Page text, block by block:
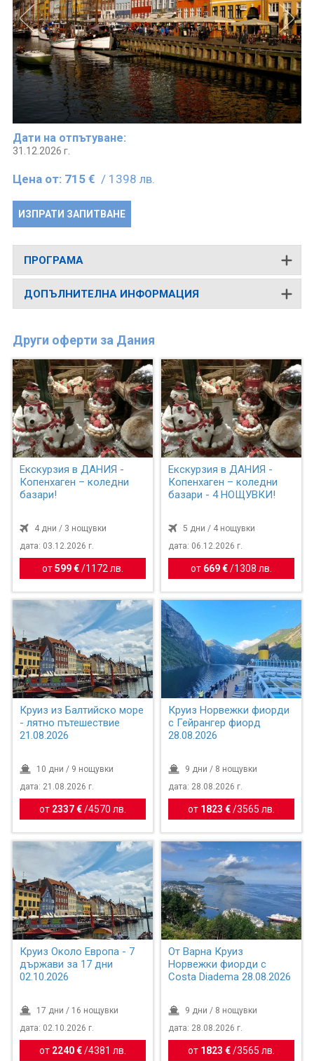
Дати на отпътуване:
31.12.2026 г.
Цена от: 715 € / 1398 лв.
ИЗПРАТИ ЗАПИТВАНЕ
ПРОГРАМА
ДОПЪЛНИТЕЛНА ИНФОРМАЦИЯ
Други оферти за Дания
Екскурзия в ДАНИЯ -
Копенхаген – коледни
базари!
4 дни / 3 нощувки
дата: 03.12.2026 г.
от599 € / 1172 лв.
Екскурзия в ДАНИЯ -
Копенхаген – коледни
базари - 4 НОЩУВКИ!
5 дни / 4 нощувки
дата: 06.12.2026 г.
от 669 €/ 1308 лв.
Круиз из Балтийско море
- лятно пътешествие
21.08.2026
10 дни / 9 нощувки
дата: 21.08.2026 г.
от 2337 € /4570 лв.
Круиз Норвежки фиорди
с Гейрангер фиорд
28.08.2026
9 дни / 8 нощувки
дата: 28.08.2026 г.
от 1823 €/3565 лв.
Круиз Около Европа - 7
държави за 17 дни
02.10.2026
17 дни / 16 нощувки
дата: 02.10.2026 г.
от 2240 € /4381 лв.
От Варна Круиз
Норвежки фиорди с
Costa Diadema 28.08.2026
9 дни / 8 нощувки
дата: 28.08.2026 г.
от 1823 €/3565 лв.